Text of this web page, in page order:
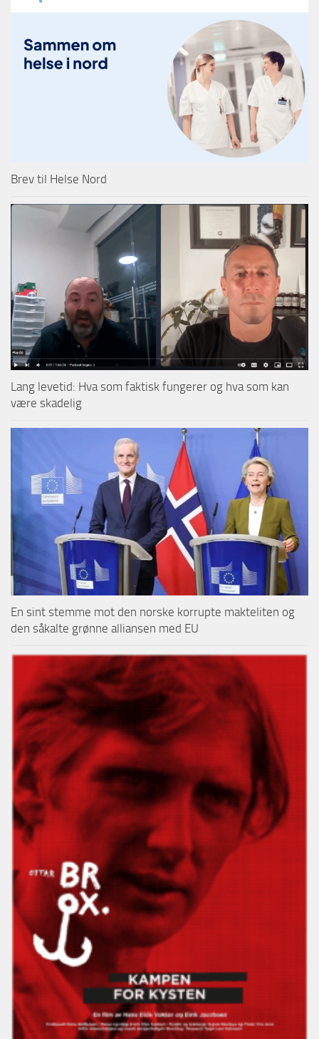
Brev til Helse Nord
Lang levetid: Hva som faktisk fungerer og hva som kan
være skadelig
En sint stemme mot den norske korrupte makteliten og
den såkalte grønne alliansen med EU